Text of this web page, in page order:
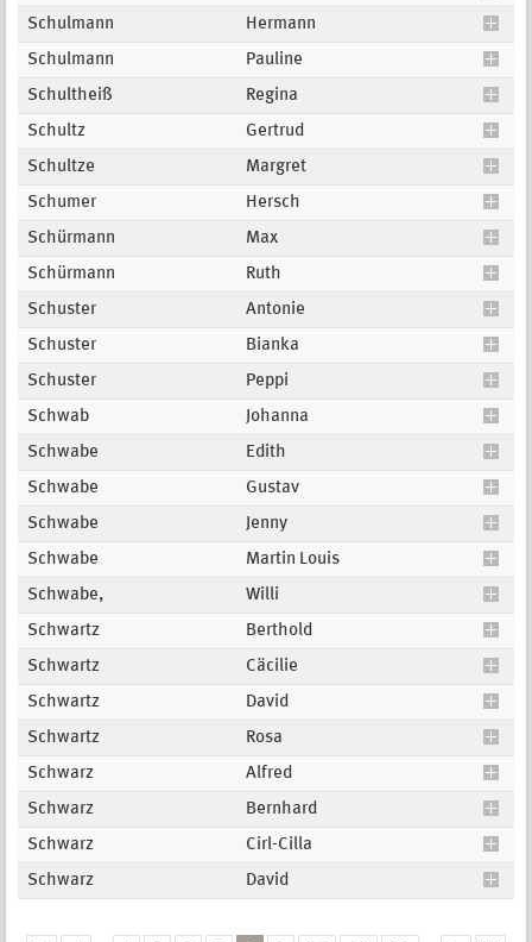
Schulmann
Hermann
Schulmann
Pauline
Schultheiß
Regina
Schultz
Gertrud
Schultze
Margret
Schumer
Hersch
Schürmann
Max
Schürmann
Ruth
Schuster
Antonie
Schuster
Bianka
Schuster
Peppi
Schwab
Johanna
Schwabe
Edith
Schwabe
Gustav
Schwabe
Jenny
Schwabe
Martin Louis
Schwabe,
Willi
Schwartz
Berthold
Schwartz
Cäcilie
Schwartz
David
Schwartz
Rosa
Schwarz
Alfred
Schwarz
Bernhard
Schwarz
Cirl-Cilla
Schwarz
David